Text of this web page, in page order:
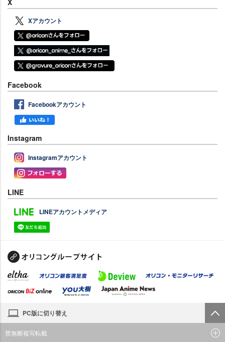
X
Xアカウント
Facebook
Facebookアカウント
Instagram
Instagramアカウント
LINE
LINEアカウントメディア
PC版に切り替え
禁無断複写転載